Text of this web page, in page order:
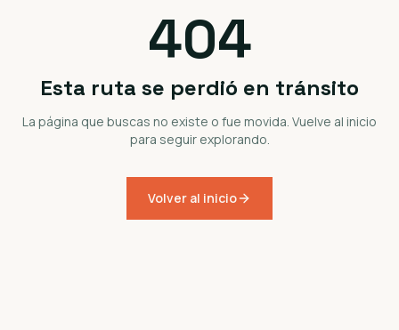
404
Esta ruta se perdió en tránsito
La página que buscas no existe o fue movida. Vuelve al inicio
para seguir explorando.
Volver al inicio